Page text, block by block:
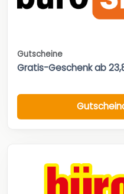
Gutscheine
Gratis-Geschenk ab